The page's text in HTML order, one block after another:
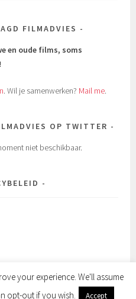
FILMADVIES
en oude films, soms
. Wil je samenwerken? Mail me.
OP TWITTER
niet beschikbaar.
| THEMA: SELA DOOR
your experience. We'll assume
opt-out if you wish.
Accept